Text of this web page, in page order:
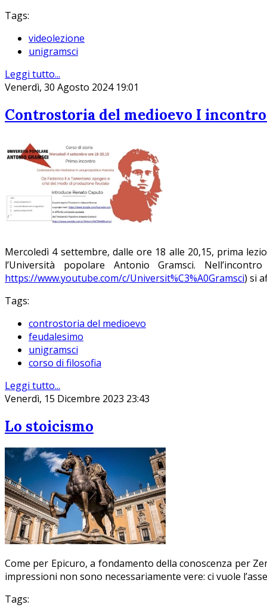
Tags:
videolezione
unigramsci
Leggi tutto...
Venerdì, 30 Agosto 2024 19:01
Controstoria del medioevo I
Mercoledì 4 settembre, dalle ore 18 alle 20,15, prima
l’Università popolare Antonio Gramsci.
https://www.youtube.com/c/Universit%C3%A0Gramsci) si
Tags:
controstoria del medioevo
feudalesimo
unigramsci
corso di filosofia
Leggi tutto...
Venerdì, 15 Dicembre 2023 23:43
Lo stoicismo
Come per Epicuro, a fondamento della conoscenza per
impressioni non sono necessariamente vere: ci vuole
Tags: